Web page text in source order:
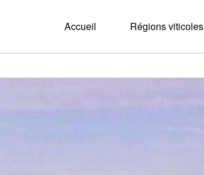
Accueil Régions viticoles